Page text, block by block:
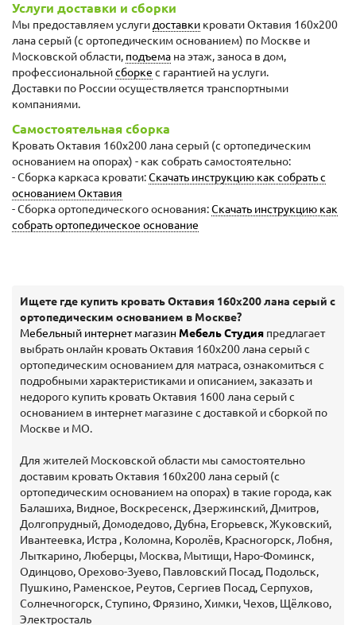
Услуги доставки и сборки
Мы предоставляем услугидоставки кровати Октавия 160х200
лана серый (с ортопедическим основанием) по Москве и
Московской области, подъема на этаж, заноса в дом,
профессиональнойсборке с гарантией на услуги.
Доставки по России осуществляется транспортными
компаниями.
Самостоятельная сборка
Кровать Октавия 160х200 лана серый (с ортопедическим
основанием на опорах) - как собрать самостоятельно:
- Сборка каркаса кровати:Скачать инструкцию как собрать с
основанием Октавия
- Сборка ортопедического основания:Скачать инструкцию как
собрать ортопедическое основание
Ищете где купить кровать Октавия 160х200 лана серый с
ортопедическим основанием в Москве?
Мебельный интернет магазин Мебель Студия предлагает
выбрать онлайн кровать Октавия 160х200 лана серый с
ортопедическим основанием для матраса, ознакомиться с
подробными характеристиками и описанием, заказать и
недорого купить кровать Октавия 1600 лана серый с
основанием в интернет магазине с доставкой и сборкой по
Москве и МО.
Для жителей Московской области мы самостоятельно
доставим кровать Октавия 160х200 лана серый (с
ортопедическим основанием на опорах) в такие города, как
Балашиха, Видное, Воскресенск, Дзержинский, Дмитров,
Долгопрудный, Домодедово, Дубна, Егорьевск, Жуковский,
Ивантеевка, Истра , Коломна, Королёв, Красногорск, Лобня,
Лыткарино, Люберцы, Москва, Мытищи, Наро-Фоминск,
Одинцово, Орехово-Зуево, Павловский Посад, Подольск,
Пушкино, Раменское, Реутов, Сергиев Посад, Серпухов,
Солнечногорск, Ступино, Фрязино, Химки, Чехов, Щёлково,
Электросталь